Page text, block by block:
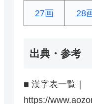
27画 28
出典・参考
■ 漢字表一覧｜
https://